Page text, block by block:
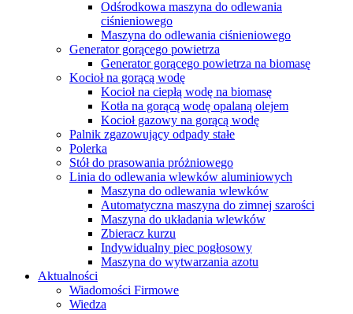
Odśrodkowa maszyna do odlewania
ciśnieniowego
Maszyna do odlewania ciśnieniowego
Generator gorącego powietrza
Generator gorącego powietrza na biomasę
Kocioł na gorącą wodę
Kocioł na ciepłą wodę na biomasę
Kotła na gorącą wodę opalaną olejem
Kocioł gazowy na gorącą wodę
Palnik zgazowujący odpady stałe
Polerka
Stół do prasowania próżniowego
Linia do odlewania wlewków aluminiowych
Maszyna do odlewania wlewków
Automatyczna maszyna do zimnej szarości
Maszyna do układania wlewków
Zbieracz kurzu
Indywidualny piec pogłosowy
Maszyna do wytwarzania azotu
Aktualności
Wiadomości Firmowe
Wiedza